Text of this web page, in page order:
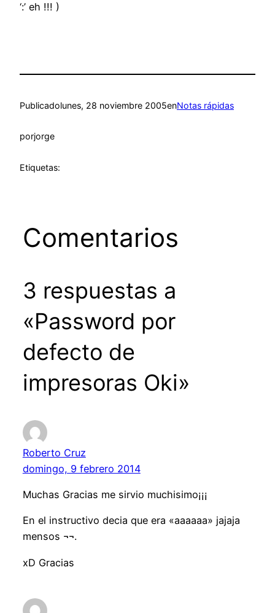
‘:’ eh !!! )
Publicadolunes, 28 noviembre 2005enNotas rápidas
porjorge
Etiquetas:
Comentarios
3 respuestas a
«Password por
defecto de
impresoras Oki»
Roberto Cruz
domingo, 9 febrero 2014
Muchas Gracias me sirvio muchisimo¡¡¡
En el instructivo decia que era «aaaaaa» jajaja
mensos ¬¬.
xD Gracias